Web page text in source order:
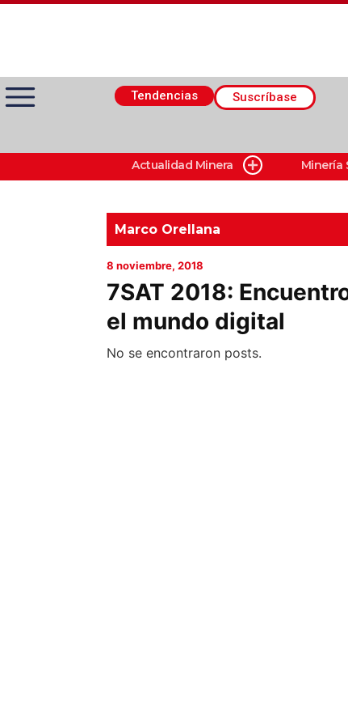
Tendencias Suscríbase
Actualidad Minera
Minería Superficie
Minerí­a Subterránea
Actualidad Minera Minería
Marco Orellana
8 noviembre, 2018
7SAT 2018:
el mundo digital
No se encontraron posts.